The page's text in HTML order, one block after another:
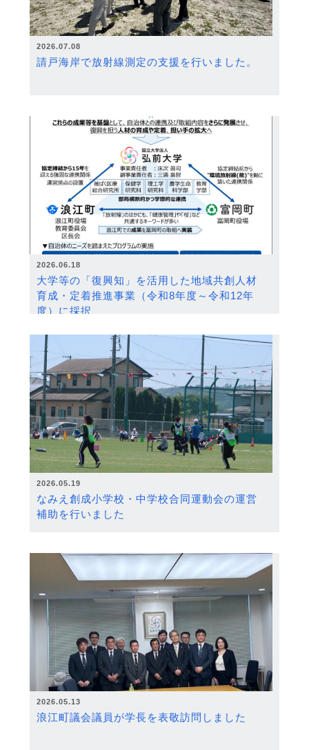
2026.07.08
請戸海岸で放射線測定の支援を行いました。
2026.06.18
大学等の「復興知」を活用した地域共創人材
育成・定着推進事業（令和8年度～令和12年
度）に採択
2026.05.19
なみえ創成小学校・中学校合同運動会の運営
補助を行いました
2026.05.13
浪江町議会議員が学長を表敬訪問しました